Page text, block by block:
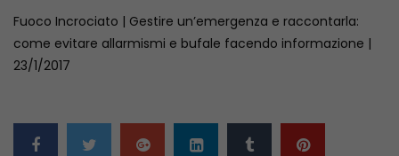
Fuoco Incrociato | Gestire un’emergenza e raccontarla:
come evitare allarmismi e bufale facendo informazione |
23/1/2017